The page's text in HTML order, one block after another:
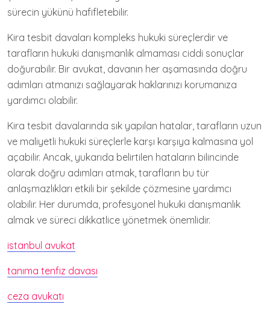
sürecin yükünü hafifletebilir.
Kira tesbit davaları kompleks hukuki süreçlerdir ve
tarafların hukuki danışmanlık almaması ciddi sonuçlar
doğurabilir. Bir avukat, davanın her aşamasında doğru
adımları atmanızı sağlayarak haklarınızı korumanıza
yardımcı olabilir.
Kira tesbit davalarında sık yapılan hatalar, tarafların uzun
ve maliyetli hukuki süreçlerle karşı karşıya kalmasına yol
açabilir. Ancak, yukarıda belirtilen hataların bilincinde
olarak doğru adımları atmak, tarafların bu tür
anlaşmazlıkları etkili bir şekilde çözmesine yardımcı
olabilir. Her durumda, profesyonel hukuki danışmanlık
almak ve süreci dikkatlice yönetmek önemlidir.
istanbul avukat
tanıma tenfiz davası
ceza avukatı